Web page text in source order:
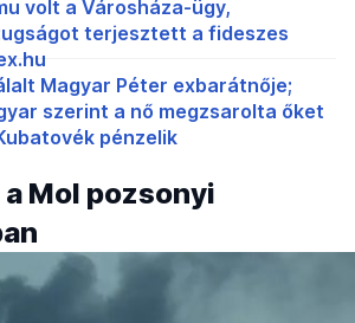
volt a Városháza-ügy,
terjesztett a fideszes
Magyar Péter exbarátnője;
szerint a nő megzsarolta őket
pénzelik
Mol pozsonyi